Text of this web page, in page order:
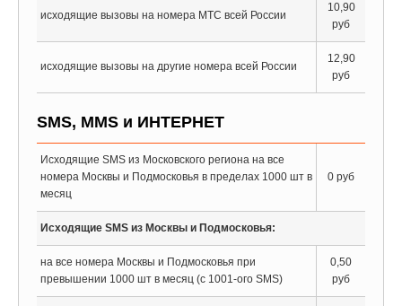
исходящие вызовы на номера МТС всей России
10,90
руб
исходящие вызовы на другие номера всей России
12,90
руб
SMS, MMS и ИНТЕРНЕТ
Исходящие SMS из Московского региона на все
номера Москвы и Подмосковья в пределах 1000 шт в
месяц
0 руб
Исходящие SMS из Москвы и Подмосковья:
на все номера Москвы и Подмосковья при
превышении 1000 шт в месяц (с 1001-ого SMS)
0,50
руб